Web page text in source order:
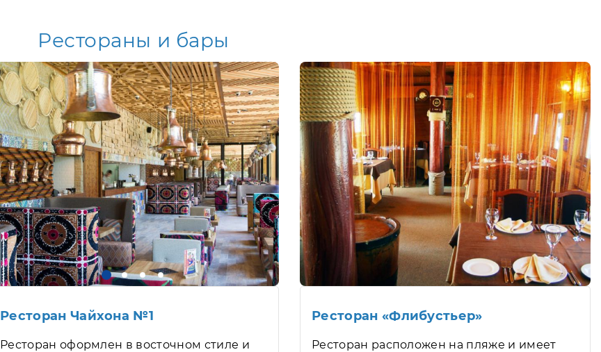
Рестораны и бары
Ресторан Чайхона №1
Ресторан оформлен в восточном стиле и
Ресторан «Флибустьер»
Ресторан расположен на пляже и имеет